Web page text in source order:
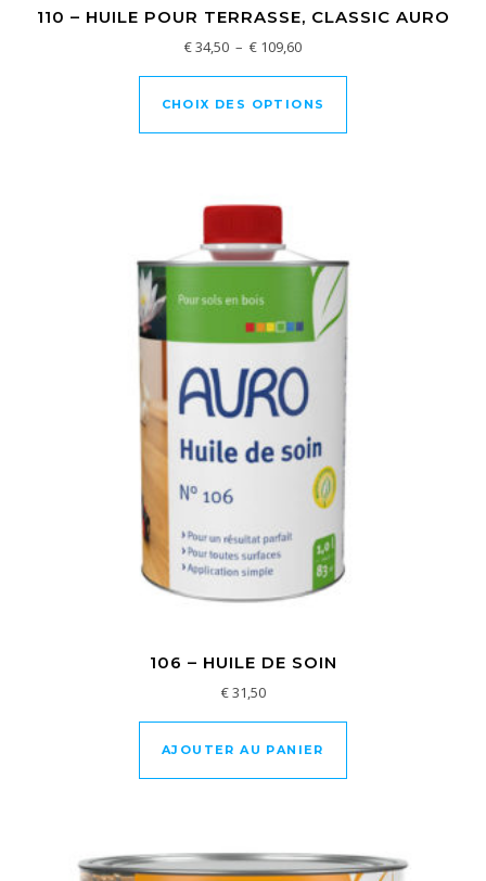
110 – HUILE POUR TERRASSE, CLASSIC AURO
€34,50 – € 109,60Plage de prix : € 34,50 à €
CHOIX DES OPTIONS
Ce produit a
106 – HUILE DE SOIN
€31,50
AJOUTER AU PANIER